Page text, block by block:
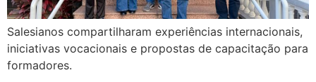
Salesianos compartilharam experiências internacionais,
iniciativas vocacionais e propostas de capacitação para
formadores.